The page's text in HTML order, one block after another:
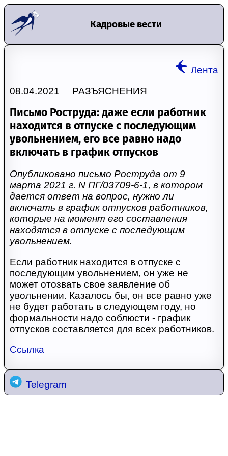
Кадровые вести
Лента
08.04.2021 РАЗЪЯСНЕНИЯ
Письмо Роструда: даже если работник
находится в отпуске с последующим
увольнением, его все равно надо
включать в график отпусков
Опубликовано письмо Роструда от 9
марта 2021 г. N ПГ/03709-6-1, в котором
дается ответ на вопрос, нужно ли
включать в график отпусков работников,
которые на момент его составления
находятся в отпуске с последующим
увольнением.
Если работник находится в отпуске с
последующим увольнением, он уже не
может отозвать свое заявление об
увольнении. Казалось бы, он все равно уже
не будет работать в следующем году, но
формальности надо соблюсти - график
отпусков составляется для всех работников.
Ссылка
Telegram